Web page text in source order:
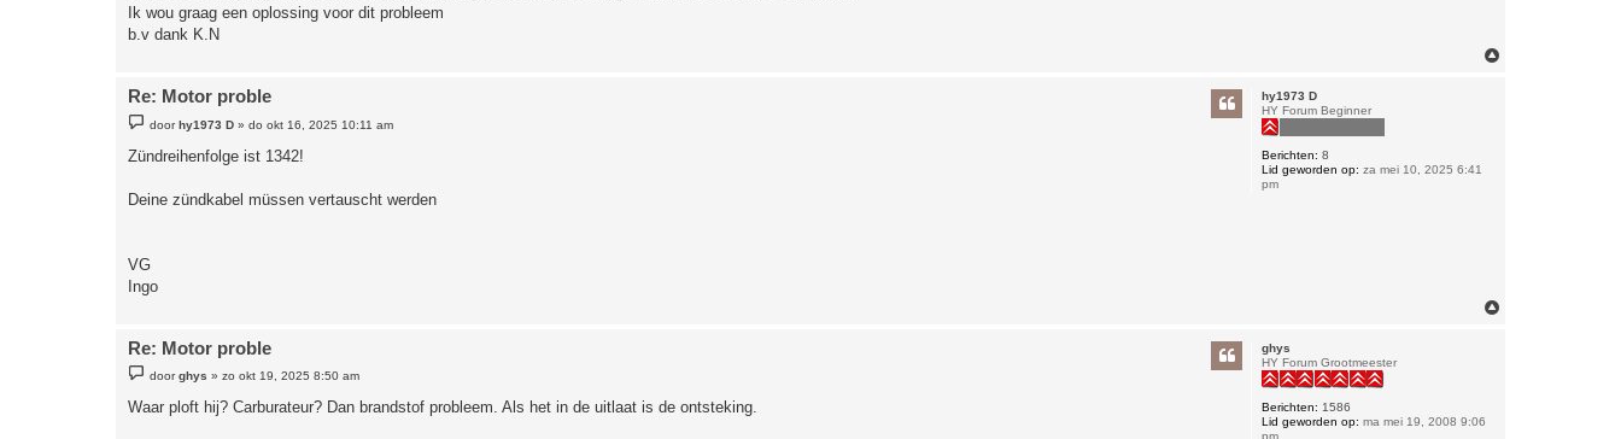
Ik wou graag een oplossing voor dit probleem
b.v dank K.N
hy1973 D
HY Forum Beginner
Berichten: 8
Lid geworden op: za mei 10, 2025 6:41
pm
Re: Motor proble
e
i
h
t
doorhy1973 D »do okt 16, 2025 10:11 am
Zündreihenfolge ist 1342!
Deine zündkabel müssen vertauscht werden
VG
Ingo
ghys
HY Forum Grootmeester
Berichten: 1586
Lid geworden op: ma mei 19, 2008 9:06
pm
Re: Motor proble
e
i
doorghys »zo okt 19, 2025 8:50 am
Waar ploft hij? Carburateur? Dan brandstof probleem. Als het in de uitlaat is de ontsteking.